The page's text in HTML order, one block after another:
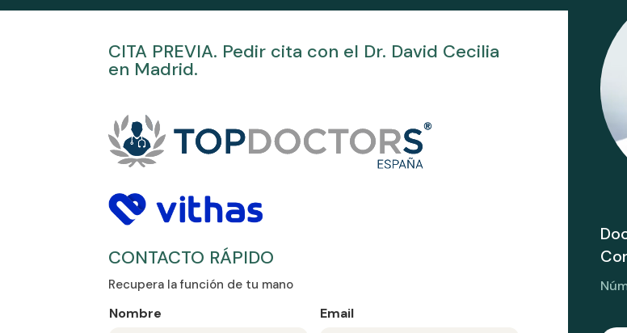
CITA PREVIA. Pedir cita con el Dr. David Cecilia
en Madrid.
CONTACTO RÁPIDO
Recupera la función de tu mano
Nombre Email